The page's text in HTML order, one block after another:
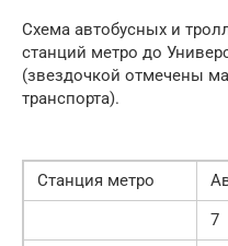
Схема автобусных и
станций метро до
(звездочкой отмечены
транспорта).
Станция метро
7